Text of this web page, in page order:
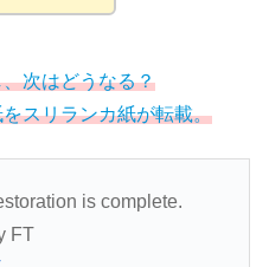
次はどうなる？
スリランカ紙が転載。
is complete.
FT